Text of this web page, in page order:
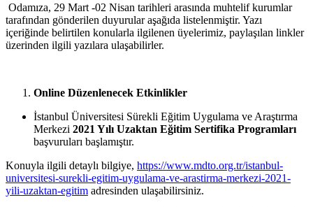
Odamıza, 29 Mart -02 Nisan tarihleri arasında muhtelif kurumlar
tarafından gönderilen duyurular aşağıda listelenmiştir. Yazı
içeriğinde belirtilen konularla ilgilenen üyelerimiz, paylaşılan linkler
üzerinden ilgili yazılara ulaşabilirler.
Online Düzenlenecek Etkinlikler
İstanbul Üniversitesi Sürekli Eğitim Uygulama ve Araştırma
Merkezi 2021 Yılı Uzaktan Eğitim Sertifika Programları
başvuruları başlamıştır.
Konuyla ilgili detaylı bilgiye, https://www.mdto.org.tr/istanbul-
universitesi-surekli-egitim-uygulama-ve-arastirma-merkezi-2021-
yili-uzaktan-egitim adresinden ulaşabilirsiniz.